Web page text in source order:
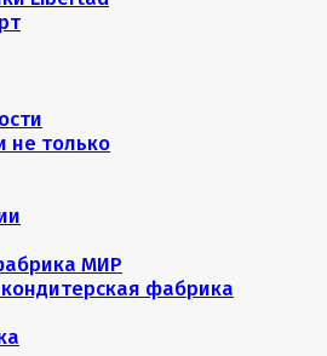
не только
МИР
фабрика